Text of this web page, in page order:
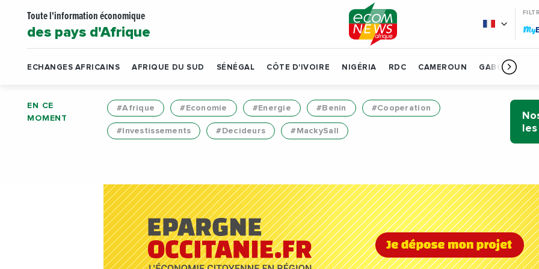
Toute l'information économique
des pays d'Afrique My
ECHANGES AFRICAINS AFRIQUE DU SUD SÉNÉGAL CÔTE D'IVOIRE NIGÉRIA RDC CAMEROUN GABON
EN CE
MOMENT
#Afrique #Economie #Energie #Benin #Cooperation
#Investissements #Decideurs #MackySall